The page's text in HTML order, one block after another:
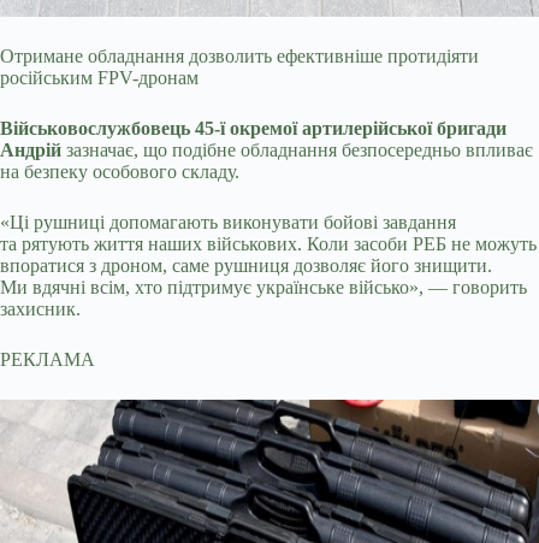
Отримане обладнання дозволить ефективніше протидіяти
російським FPV-дронам
Військовослужбовець 45-ї окремої артилерійської бригади
Андрій зазначає, що подібне обладнання безпосередньо впливає
на безпеку особового складу.
«Ці рушниці допомагають виконувати бойові завдання
та рятують життя наших військових. Коли засоби РЕБ не можуть
впоратися з дроном, саме рушниця дозволяє його знищити.
Ми вдячні всім, хто підтримує українське військо», — говорить
захисник.
РЕКЛАМА